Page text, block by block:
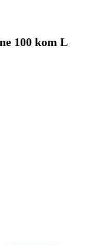
100 kom L